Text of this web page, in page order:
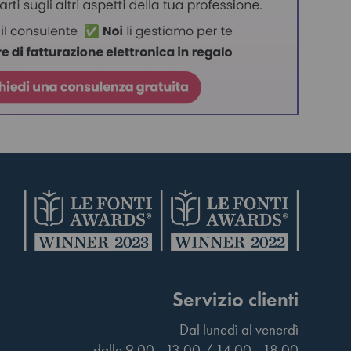
Servizio clienti
Dal lunedì al venerdì